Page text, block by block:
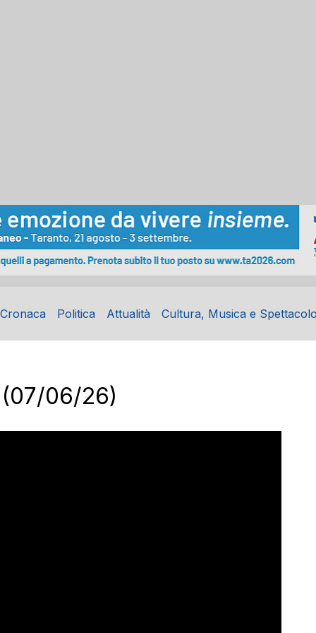
Cronaca Politica Attualità Cultura, Musica e Spettacolo
06/26)